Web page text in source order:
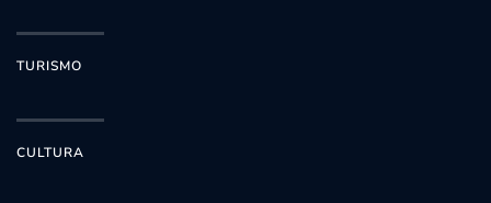
TURISMO
CULTURA